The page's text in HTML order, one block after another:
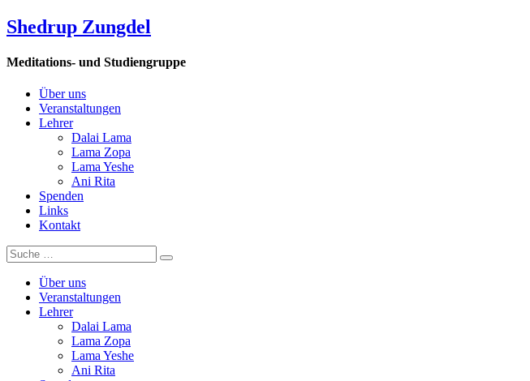
Shedrup Zungdel
Meditations- und Studiengruppe
Über uns
Veranstaltungen
Lehrer
Dalai Lama
Lama Zopa
Lama Yeshe
Ani Rita
Spenden
Links
Kontakt
Über uns
Veranstaltungen
Lehrer
Dalai Lama
Lama Zopa
Lama Yeshe
Ani Rita